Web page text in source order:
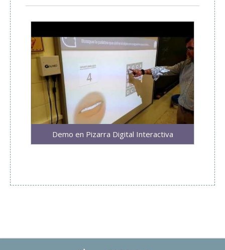
Demo en Pizarra Digital Interactiva